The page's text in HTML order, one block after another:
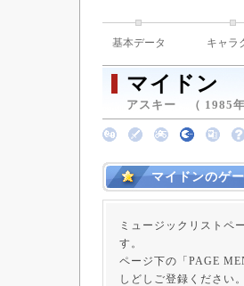
基本データ キャラ
マイドン
アスキー （ 1985年
マイドンのゲ
ミュージックリストペ
す。
ページ下の「PAGE
しどしご登録ください